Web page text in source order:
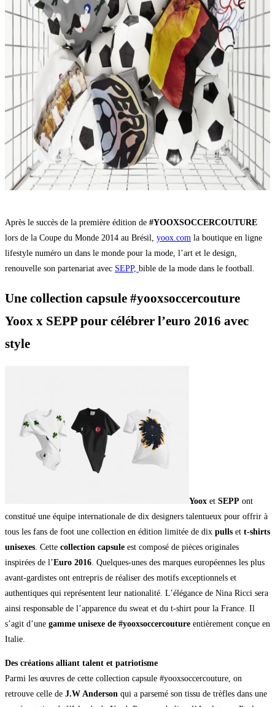
Après le succès de la première édition de #YOOXSOCCERCOUTURE
lors de la Coupe du Monde 2014 au Brésil, yoox.com la boutique en ligne
lifestyle numéro un dans le monde pour la mode, l’art et le design,
renouvelle son partenariat avec SEPP, bible de la mode dans le football.
Une collection capsule #yooxsoccercouture
Yoox x SEPP pour célébrer l’euro 2016 avec
style
Yoox et SEPP ont
constitué une équipe internationale de dix designers talentueux pour offrir à
tous les fans de foot une collection en édition limitée de dix pulls et t-shirts
unisexes . Cette collection capsule est composé de pièces originales
inspirées de l’Euro 2016 . Quelques-unes des marques européennes les plus
avant-gardistes ont entrepris de réaliser des motifs exceptionnels et
authentiques qui représentent leur nationalité. L’élégance de Nina Ricci sera
ainsi responsable de l’apparence du sweat et du t-shirt pour la France. Il
s’agit d’une gamme unisexe de #yooxsoccercouture entièrement conçue en
Italie.
Des créations alliant talent et patriotisme
Parmi les œuvres de cette collection capsule #yooxsoccercouture, on
retrouve celle de J.W Anderson qui a parsemé son tissu de trèfles dans une